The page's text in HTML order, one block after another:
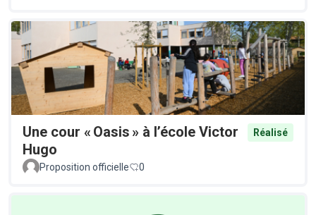
Une cour « Oasis » à l’école Victor
Hugo
Réalisé
Proposition officielle 0